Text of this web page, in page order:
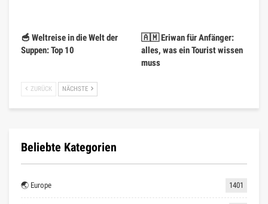
🥣 Weltreise in die Welt der
Suppen: Top 10
🇦🇲 Eriwan für Anfänger:
alles, was ein Tourist wissen
muss
ZURÜCK NÄCHSTE
Beliebte Kategorien
🌏 Europe 1401